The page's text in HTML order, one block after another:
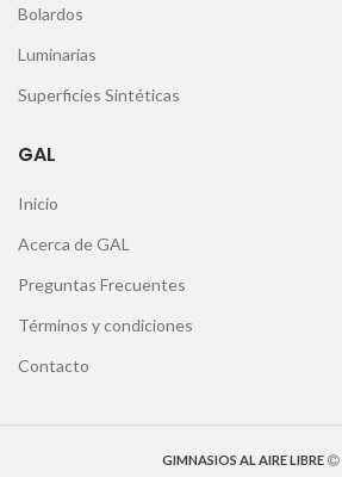
Bolardos
Luminarias
Superficies Sintéticas
GAL
Inicio
Acerca de GAL
Preguntas Frecuentes
Términos y condiciones
Contacto
GIMNASIOS AL AIRE LIBRE